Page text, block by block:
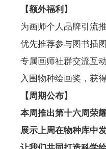
【额外福利】
为画师个人品牌引流
优先推荐参与图书插
专属画师社群交流互动
入围物种绘画奖，获
【周期公布】
本周推出第十六周荣
展示上周在物种库中